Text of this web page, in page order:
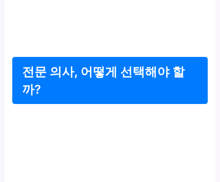
전문 의사, 어떻게 선택해야 할
까?